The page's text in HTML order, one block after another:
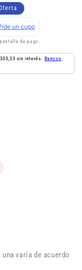
de pago.
sin interés. Bancos
varía de acuerdo